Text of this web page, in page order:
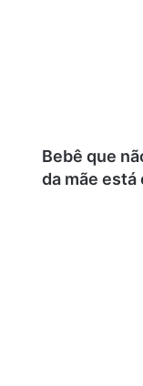
Bebê que
da mãe está